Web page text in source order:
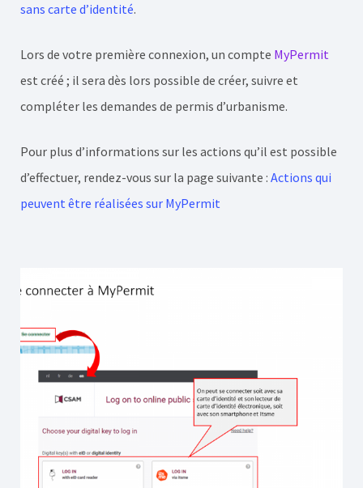
sans carte d’identité.
Lors de votre première connexion, un compte MyPermit
est créé ; il sera dès lors possible de créer, suivre et
compléter les demandes de permis d’urbanisme.
Pour plus d’informations sur les actions qu’il est possible
d’effectuer, rendez-vous sur la page suivante : Actions qui
peuvent être réalisées sur MyPermit